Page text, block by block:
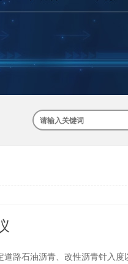
路石油沥青、改性沥青针入度